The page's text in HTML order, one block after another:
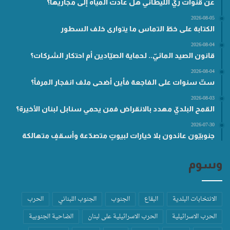
عن قنوات ريّ الليطاني هل عادت المياه إلى مجاريها؟
2026-08-05
الكتابة على خطّ التماس ما يتوارى خلف السطور
2026-08-04
قانون الصيد المائيّ.. لحماية الصيّادين أم احتكار الشركات؟
2026-08-04
ستّ سنوات على الفاجعة فأين أضحى ملف انفجار المرفأ؟
2026-08-03
القمح البلديّ مهدد بالانقراض فمن يحمي سنابل لبنان الأخيرة؟
2026-07-30
جنوبيّون عائدون بلا خيارات لبيوتٍ متصدّعة وأسقفٍ متهالكة
وسوم
الانتخابات البلدية البقاع الجنوب الجنوب اللبناني
الحرب
الحرب الاسرائيلية
الحرب الاسرائيلية على لبنان
الضاحية الجنوبية